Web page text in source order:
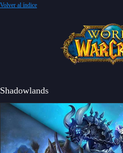
Volver al índice
Shadowlands